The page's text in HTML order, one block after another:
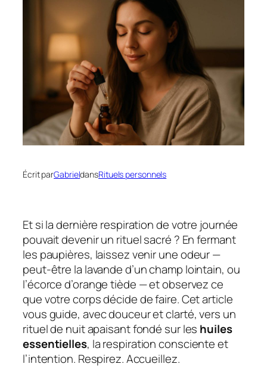
Écrit parGabrieldansRituels personnels
Et si la dernière respiration de votre journée
pouvait devenir un rituel sacré ? En fermant
les paupières, laissez venir uneodeur—
peut‑être la lavande d’un champ lointain, ou
l’écorce d’orange tiède — et observez ce
que votre corps décide de faire. Cet article
vous guide, avec douceur et clarté, vers un
rituel de nuit apaisantfondé sur les huiles
essentielles, la respiration consciente et
l’intention. Respirez. Accueillez.